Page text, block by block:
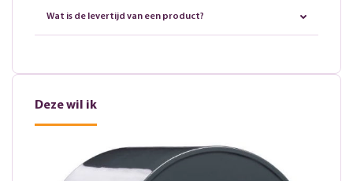
Wat is de levertijd van een product?
Deze wil ik